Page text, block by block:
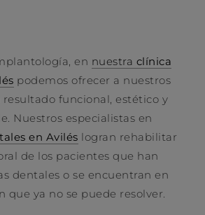
en nuestra clínica
podemos ofrecer a nuestros
funcional, estético y
Nuestros especialistas en
en Avilés logran rehabilitar
de los pacientes que han
dentales o se encuentran en
que ya no se puede resolver.